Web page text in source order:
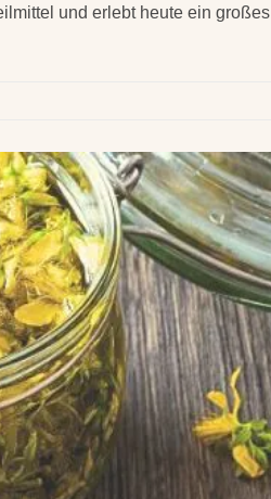
und erlebt heute ein großes